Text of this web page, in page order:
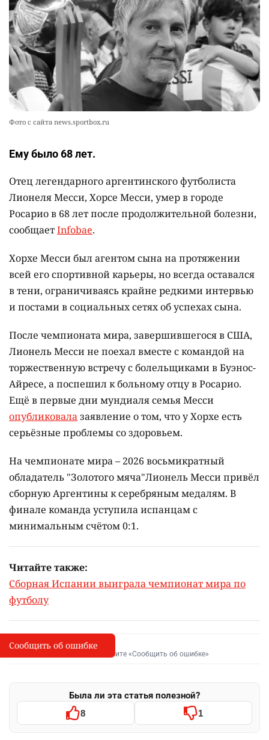
представление о жизни на Земле
2336 0 12
10
💬 Прокуроры подали в суд ходатайство о
смягчении наказания для журналистки
Александры Алёховой
29
Фото с сайта news.sportbox.ru
Ему было 68 лет.
Отец легендарного аргентинского футболиста
Лионеля Месси, Хорсе Месси, умер в городе
Росарио в 68 лет после продолжительной болезни,
сообщаетInfobae.
Хорхе Месси был агентом сына на протяжении
всей его спортивной карьеры, но всегда оставался
в тени, ограничиваясь крайне редкими интервью
и постами в социальных сетях об успехах сына.
После чемпионата мира, завершившегося в США,
Лионель Месси не поехал вместе с командой на
торжественную встречу с болельщиками в Буэнос-
Айресе, а поспешил к больному отцу в Росарио.
Ещё в первые дни мундиаля семья Месси
опубликовалазаявление о том, что у Хорхе есть
серьёзные проблемы со здоровьем.
На чемпионате мира – 2026 восьмикратный
обладатель "Золотого мяча"Лионель Месси привёл
сборную Аргентины к серебряным медалям. В
финале команда уступила испанцам с
минимальным счётом 0:1.
Читайте также:
Сборная Испании выиграла чемпионат мира по
футболу
I
Сообщить об опечатке
Выделите фрагмент и нажмите «Сообщить об ошибке»
Была ли эта статья полезной?
8 1
Сообщить об ошибке